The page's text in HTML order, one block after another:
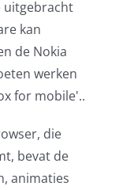
uitgebracht
kan
de Nokia
werken
for mobile'..
die
bevat de
animaties